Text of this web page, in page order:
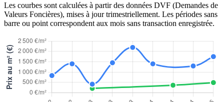
Les courbes sont calculées à partir des données DVF (Demandes de
Valeurs Foncières), mises à jour trimestriellement. Les périodes sans
barre ou point correspondent aux mois sans transaction enregistrée.